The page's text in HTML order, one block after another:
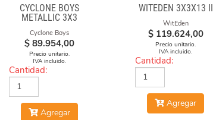
CYCLONE BOYS
METALLIC 3X3
MAGNETICO MACARON
Cyclone Boys
$ 89.954,00
Precio unitario.
IVA incluido.
Cantidad:
Agregar
WITEDEN 3X3X13 II
WitEden
$ 119.624,00
Precio unitario.
IVA incluido.
Cantidad:
Agregar